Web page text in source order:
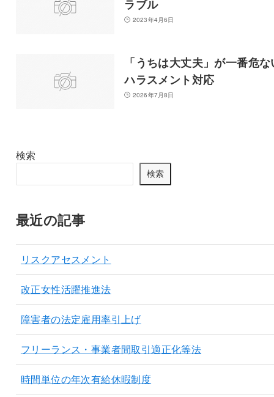
ラブル
2023年4月6日
「うちは大丈夫」が一番危な
ハラスメント対応
2026年7月8日
検索
検索
最近の記事
リスクアセスメント
改正女性活躍推進法
障害者の法定雇用率引上げ
フリーランス・事業者間取引適正化等法
時間単位の年次有給休暇制度